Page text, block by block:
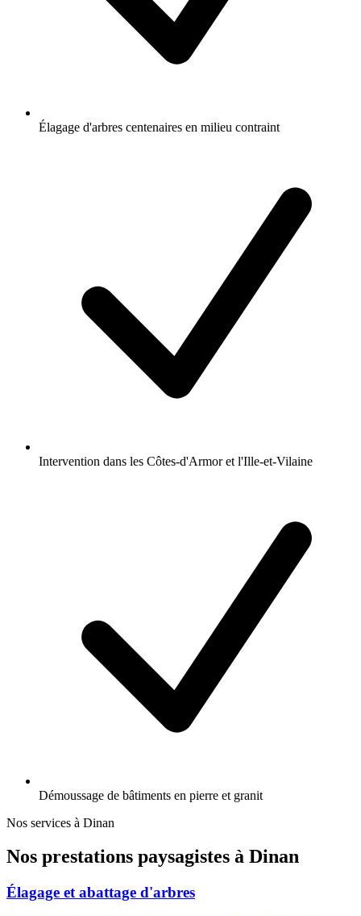
Élagage d'arbres centenaires en milieu contraint
Intervention dans les Côtes-d'Armor et l'Ille-et-Vilaine
Démoussage de bâtiments en pierre et granit
Nos services à Dinan
Nos prestations paysagistes à Dinan
Élagage et abattage d'arbres